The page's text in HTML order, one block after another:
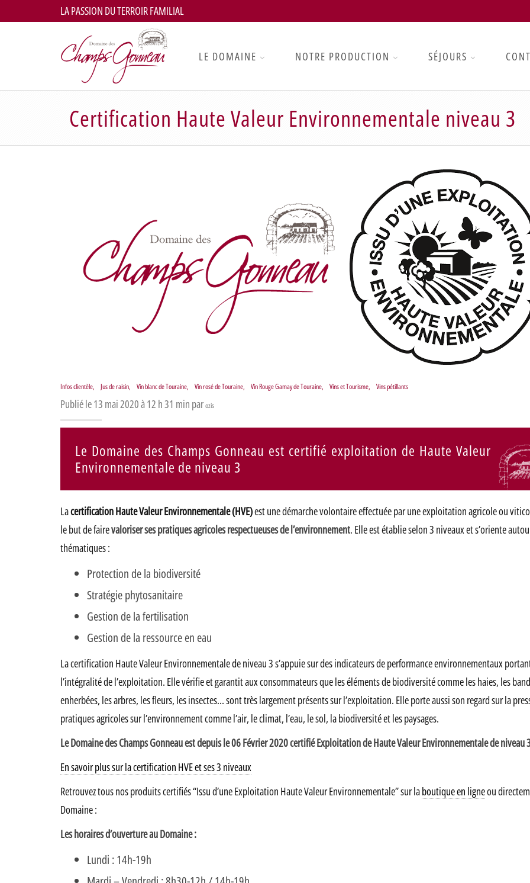
LA PASSION DU TERROIR FAMILIAL
LE DOMAINE NOTRE PRODUCTION SÉJOURS
Certification Haute Valeur Environnementale niveau 3
Infos clientèle, Jus de raisin, Vin blanc de Touraine, Vin rosé de Touraine, Vin Rouge Gamay de Touraine, Vins et Tourisme, Vins pétillants
Publié le 13 mai 2020 à 12 h 31 min parozis
Le Domaine des Champs Gonneau est certifié exploitation de Haute Valeur
Environnementale de niveau 3
Lacertification Haute Valeur Environnementale (HVE)est une démarche volontaire effectuée par une exploitation agricole ou
le but de fairevaloriser ses pratiques agricoles respectueuses de l’environnement. Elle est établie selon 3 niveaux et s’oriente
thématiques :
Protection de la biodiversité
Stratégie phytosanitaire
Gestion de la fertilisation
Gestion de la ressource en eau
La certification Haute Valeur Environnementale de niveau 3 s’appuie sur des indicateurs de performance environnementaux
l’intégralité de l’exploitation. Elle vérifie et garantit aux consommateurs que les éléments de biodiversité comme les haies, les
enherbées, les arbres, les fleurs, les insectes… sont très largement présents sur l’exploitation. Elle porte aussi son regard sur la
pratiques agricoles sur l’environnement comme l’air, le climat, l’eau, le sol, la biodiversité et les paysages.
Le Domaine des Champs Gonneau est depuis le 06 Février 2020 certifié Exploitation de Haute Valeur Environnementale de niveau
En savoir plus sur la certification HVE et ses 3 niveaux
Retrouvez tous nos produits certifiés “Issu d’une Exploitation Haute Valeur Environnementale” sur laboutique en ligneou
Domaine :
Les horaires d’ouverture au Domaine :
Lundi : 14h-19h